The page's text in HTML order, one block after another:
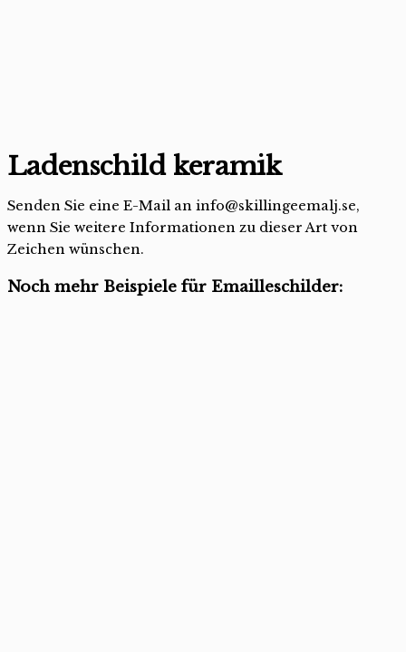
Ladenschild keramik
Senden Sie eine E-Mail an info@skillingeemalj.se,
wenn Sie weitere Informationen zu dieser Art von
Zeichen wünschen.
Noch mehr Beispiele für Emailleschilder: